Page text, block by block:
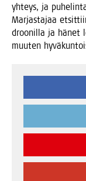
yhteys, ja
Mar­jas­ta­jaa
droo­nil­la ja hänet
muu­ten